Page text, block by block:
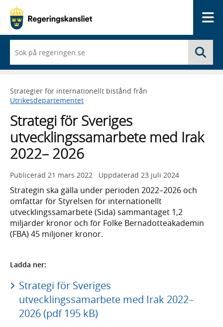
du
börjar
skriva
framträder
en
med
sökförslag
Strategier för internationellt bistånd från
Utrikesdepartementet
Strategi för Sveriges
utvecklingssamarbete med Irak
2022– 2026
Publicerad 21 mars 2022 Uppdaterad 23 juli 2024
Strategin ska gälla under perioden 2022–2026 och
omfattar för Styrelsen för internationellt
utvecklingssamarbete (Sida) sammantaget 1,2
miljarder kronor och för Folke Bernadotteakademin
(FBA) 45 miljoner kronor.
Ladda ner:
Strategi för Sveriges
utvecklingssamarbete med Irak 2022–
2026 (pdf 195 kB)